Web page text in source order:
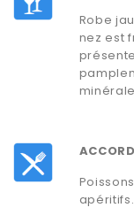
Robe
nez est
apéritifs.